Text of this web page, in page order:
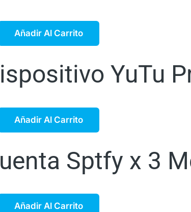
Añadir Al Carrito
YuTu
Añadir Al Carrito
Sptfy x 3
Añadir Al Carrito